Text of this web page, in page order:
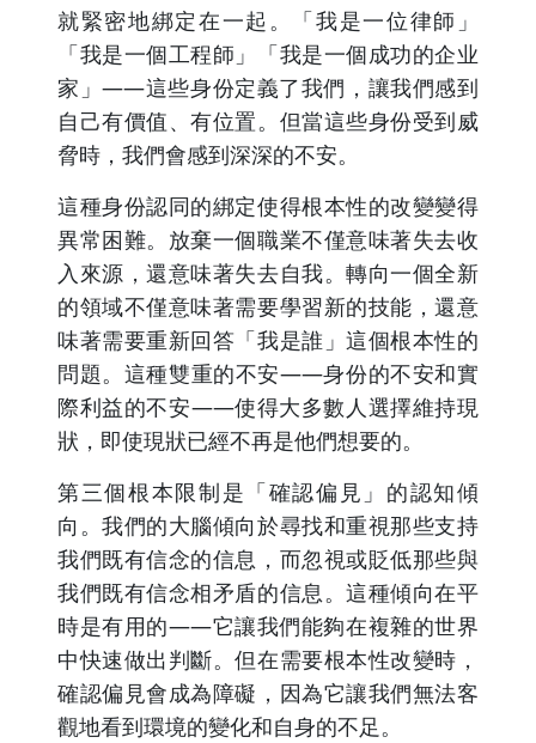
就緊密地綁定在一起。「我是一位律師」
「我是一個工程師」「我是一個成功的企业
家」——這些身份定義了我們，讓我們感到
自己有價值、有位置。但當這些身份受到威
脅時，我們會感到深深的不安。
這種身份認同的綁定使得根本性的改變變得
異常困難。放棄一個職業不僅意味著失去收
入來源，還意味著失去自我。轉向一個全新
的領域不僅意味著需要學習新的技能，還意
味著需要重新回答「我是誰」這個根本性的
問題。這種雙重的不安——身份的不安和實
際利益的不安——使得大多數人選擇維持現
狀，即使現狀已經不再是他們想要的。
第三個根本限制是「確認偏見」的認知傾
向。我們的大腦傾向於尋找和重視那些支持
我們既有信念的信息，而忽視或貶低那些與
我們既有信念相矛盾的信息。這種傾向在平
時是有用的——它讓我們能夠在複雜的世界
中快速做出判斷。但在需要根本性改變時，
確認偏見會成為障礙，因為它讓我們無法客
觀地看到環境的變化和自身的不足。